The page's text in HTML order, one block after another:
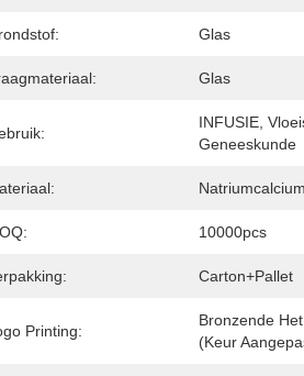
Glas
Glas
INFUSIE,
Geneeskunde
10000pcs
Carton+Pallet
Printing:
Bronzende
(keur